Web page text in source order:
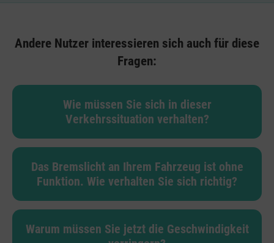
Andere Nutzer interessieren sich auch für diese
Fragen:
Wie müssen Sie sich in dieser
Verkehrssituation verhalten?
Das Bremslicht an Ihrem Fahrzeug ist ohne
Funktion. Wie verhalten Sie sich richtig?
Warum müssen Sie jetzt die Geschwindigkeit